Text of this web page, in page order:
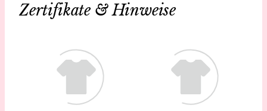
Zertifikate & Hinweise